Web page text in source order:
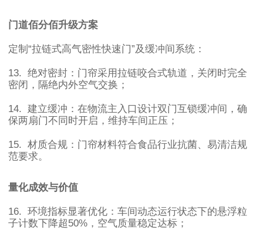
门道佰分佰升级方案
定制 “拉链式高气密性快速门”及缓冲间系统：
13. 绝对密封：门帘采用拉链咬合式轨道，关闭时完全
密闭，隔绝内外空气交换；
14. 建立缓冲：在物流主入口设计双门互锁缓冲间，确
保两扇门不同时开启，维持车间正压；
15. 材质合规：门帘材料符合食品行业抗菌、易清洁规
范要求。
量化成效与价值
16. 环境指标显著优化：车间动态运行状态下的悬浮粒
子计数下降超50% ，空气质量稳定达标；